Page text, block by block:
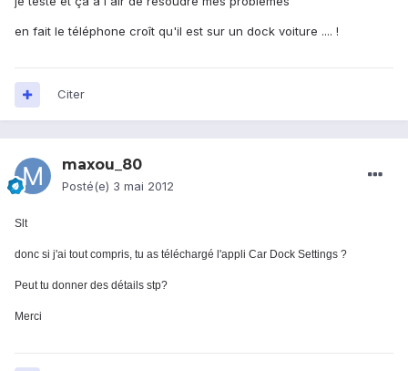
en fait le téléphone croît qu'il est sur un dock voiture .... !
Citer
maxou_80
Posté(e) 3 mai 2012
Slt
donc si j'ai tout compris, tu as téléchargé l'appli Car Dock Settings ?
Peut tu donner des détails stp?
Merci